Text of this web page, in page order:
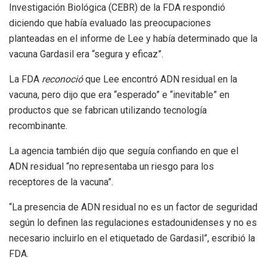
Investigación Biológica (CEBR) de la FDA respondió
diciendo que había evaluado las preocupaciones
planteadas en el informe de Lee y había determinado que la
vacuna Gardasil era “segura y eficaz”.
La FDA reconocióque Lee encontró ADN residual en la
vacuna, pero dijo que era “esperado” e “inevitable” en
productos que se fabrican utilizando tecnología
recombinante.
La agencia también dijo que seguía confiando en que el
ADN residual “no representaba un riesgo para los
receptores de la vacuna”.
“La presencia de ADN residual no es un factor de seguridad
según lo definen las regulaciones estadounidenses y no es
necesario incluirlo en el etiquetado de Gardasil”, escribió la
FDA.